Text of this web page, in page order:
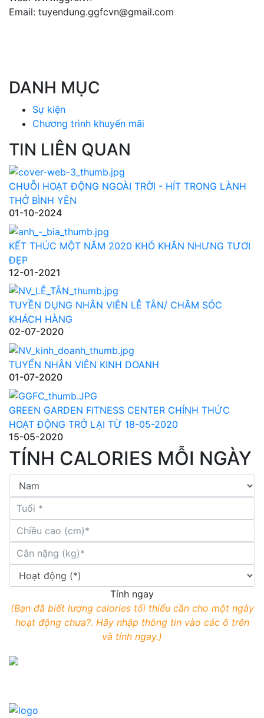
Email: tuyendung.ggfcvn@gmail.com
DANH MỤC
Sự kiện
Chương trình khuyến mãi
TIN LIÊN QUAN
CHUỖI HOẠT ĐỘNG NGOÀI TRỜI - HÍT TRONG LÀNH
THỞ BÌNH YÊN
01-10-2024
KẾT THÚC MỘT NĂM 2020 KHÓ KHĂN NHƯNG TƯƠI
ĐẸP
12-01-2021
TUYỀN DỤNG NHÂN VIÊN LỄ TÂN/ CHĂM SÓC
KHÁCH HÀNG
02-07-2020
TUYỂN NHÂN VIÊN KINH DOANH
01-07-2020
GREEN GARDEN FITNESS CENTER CHÍNH THỨC
HOẠT ĐỘNG TRỞ LẠI TỪ 18-05-2020
15-05-2020
TÍNH CALORIES MỖI NGÀY
Tính ngay
(Bạn đã biết lượng calories tối thiểu cần cho một ngày
hoạt động chưa?. Hãy nhập thông tin vào các ô trên
và tính ngay.)